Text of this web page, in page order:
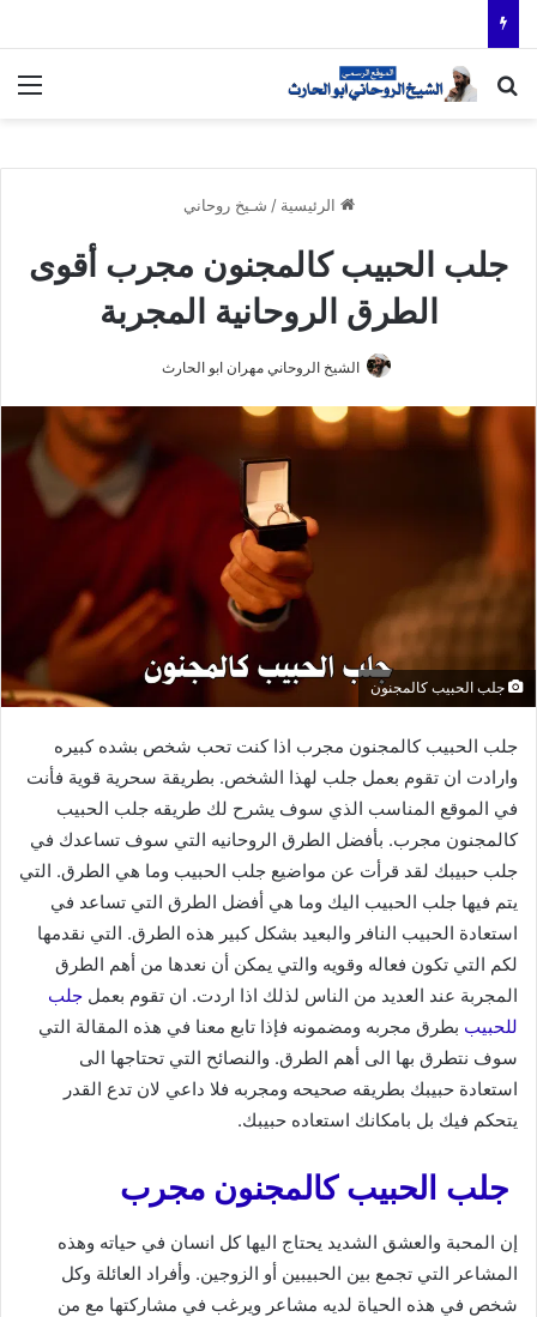
بحث عن
الرئيسية / شـيخ روحاني
جلب الحبيب كالمجنون مجرب أقوى
الطرق الروحانية المجربة
الشيخ الروحاني مهران ابو الحارث
جلب الحبيب كالمجنون
جلب الحبيب كالمجنون مجرب اذا كنت تحب شخص بشده كبيره
وارادت ان تقوم بعمل جلب لهذا الشخص. بطريقة سحرية قوية فأنت
في الموقع المناسب الذي سوف يشرح لك طريقه جلب الحبيب
كالمجنون مجرب. بأفضل الطرق الروحانيه التي سوف تساعدك في
جلب حبيبك لقد قرأت عن مواضيع جلب الحبيب وما هي الطرق. التي
يتم فيها جلب الحبيب اليك وما هي أفضل الطرق التي تساعد في
استعادة الحبيب النافر والبعيد بشكل كبير هذه الطرق. التي نقدمها
لكم التي تكون فعاله وقويه والتي يمكن أن نعدها من أهم الطرق
المجربة عند العديد من الناس لذلك اذا اردت. ان تقوم بعمل جلب
للحبيب بطرق مجربه ومضمونه فإذا تابع معنا في هذه المقالة التي
سوف نتطرق بها الى أهم الطرق. والنصائح التي تحتاجها الى
استعادة حبيبك بطريقه صحيحه ومجربه فلا داعي لان تدع القدر
يتحكم فيك بل بامكانك استعاده حبيبك.
جلب الحبيب كالمجنون مجرب
إن المحبة والعشق الشديد يحتاج اليها كل انسان في حياته وهذه
المشاعر التي تجمع بين الحبيبين أو الزوجين. وأفراد العائلة وكل
شخص في هذه الحياة لديه مشاعر ويرغب في مشاركتها مع من